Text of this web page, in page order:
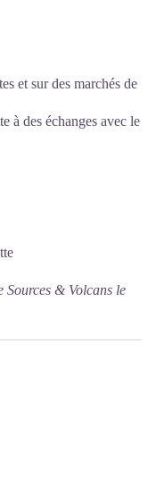
et sur des marchés de
à des échanges avec le
& Volcans le